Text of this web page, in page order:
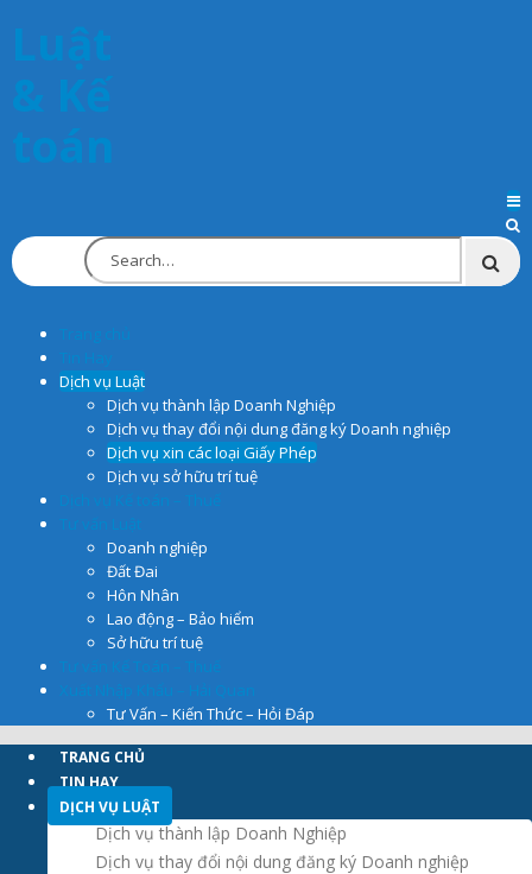
Luật
& Kế
toán
Trang chủ
Tin Hay
Dịch vụ Luật
Dịch vụ thành lập Doanh Nghiệp
Dịch vụ thay đổi nội dung đăng ký Doanh nghiệp
Dịch vụ xin các loại Giấy Phép
Dịch vụ sở hữu trí tuệ
Dịch vụ Kế toán – Thuế
Tư vấn Luật
Doanh nghiệp
Đất Đai
Hôn Nhân
Lao động – Bảo hiểm
Sở hữu trí tuệ
Tư vấn Kế Toán – Thuế
Xuất Nhập Khẩu – Hải Quan
Tư Vấn – Kiến Thức – Hỏi Đáp
TRANG CHỦ
TIN HAY
DỊCH VỤ LUẬT
Dịch vụ thành lập Doanh Nghiệp
Dịch vụ thay đổi nội dung đăng ký Doanh nghiệp